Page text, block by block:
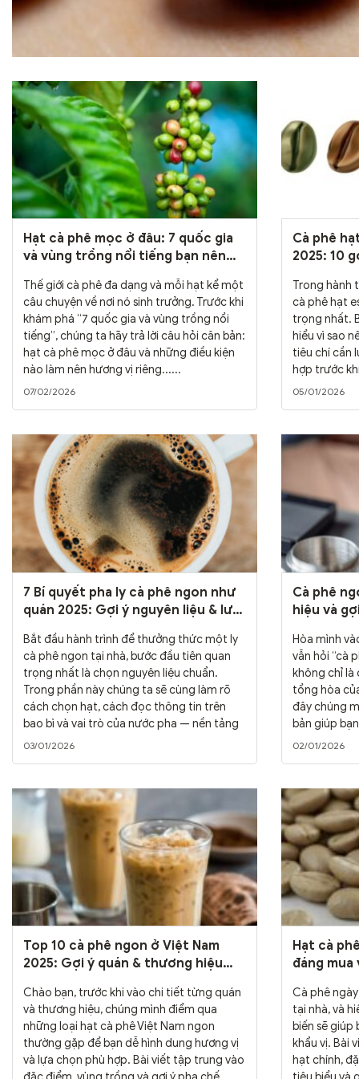
Hạt cà phê mọc ở đâu: 7 quốc gia
và vùng trồng nổi tiếng bạn nên
Thế giới cà phê đa dạng và mỗi hạt kể một
câu chuyện về nơi nó sinh trưởng. Trước khi
khám phá “7 quốc gia và vùng trồng nổi
tiếng”, chúng ta hãy trả lời câu hỏi căn bản:
hạt cà phê mọc ở đâu và những điều kiện
nào làm nên hương vị riêng......
07/02/2026
Cà phê
2025: 10
Trong hành
cà phê hạt
trọng nhất.
hiểu vì sao
tiêu chí cần
hợp trước
05/01/2026
7 Bí quyết pha ly cà phê ngon như
quán 2025: Gợi ý nguyên liệu & lưu
Bắt đầu hành trình để thưởng thức một ly
cà phê ngon tại nhà, bước đầu tiên quan
trọng nhất là chọn nguyên liệu chuẩn.
Trong phần này chúng ta sẽ cùng làm rõ
cách chọn hạt, cách đọc thông tin trên
bao bì và vai trò của nước pha — nền tảng
quyết định......
03/01/2026
Cà phê
hiệu và
Hòa mình
vẫn hỏi “cà
không chỉ là
tổng hòa
đây chúng
bản giúp
02/01/2026
Top 10 cà phê ngon ở Việt Nam
2025: Gợi ý quán & thương hiệu
Chào bạn, trước khi vào chi tiết từng quán
và thương hiệu, chúng mình điểm qua
những loại hạt cà phê Việt Nam ngon
thường gặp để bạn dễ hình dung hương vị
và lựa chọn phù hợp. Bài viết tập trung vào
Hạt cà
đáng mua
Cà phê
tại nhà, và
biến sẽ giúp
khẩu vị. Bài
hạt chính,